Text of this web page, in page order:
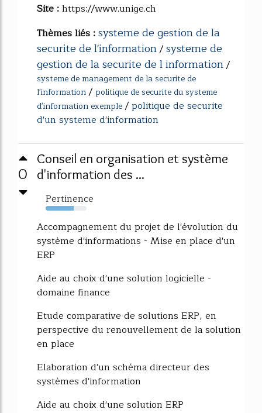
Site :https://www.unige.ch
Thèmes liés :systeme de gestion de la
securite de l'information/systeme de
gestion de la securite de l information/
systeme de management de la securite de
l'information/ politique de securite du systeme
d'information exemple/politique de securite
d'un systeme d'information
0
Conseil en organisation et système
d'information des ...
Pertinence
68%
Accompagnement du projet de l'évolution du
système d'informations - Mise en place d'un
ERP
Aide au choix d'une solution logicielle -
domaine finance
Etude comparative de solutions ERP, en
perspective du renouvellement de la solution
en place
Elaboration d'un schéma directeur des
systèmes d'information
Aide au choix d'une solution ERP